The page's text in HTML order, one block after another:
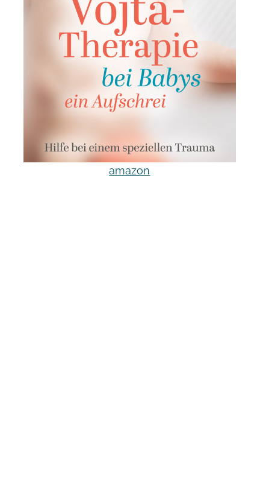
amazon